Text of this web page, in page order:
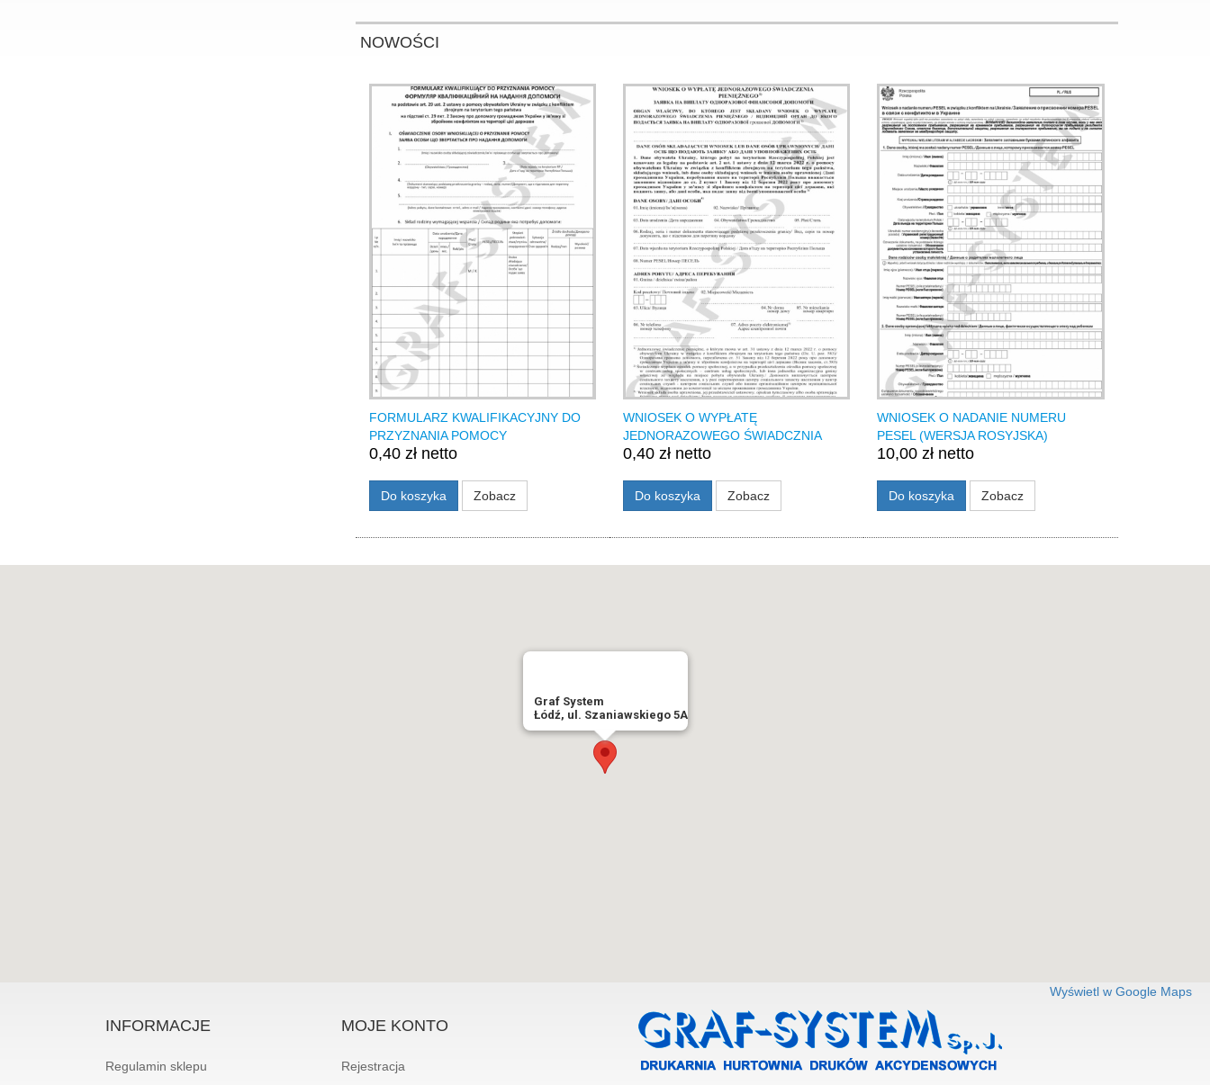
NOWOŚCI
FORMULARZ KWALIFIKACYJNY DO
PRZYZNANIA POMOCY
0,40 zł netto
Do koszyka Zobacz
WNIOSEK O WYPŁATĘ
JEDNORAZOWEGO ŚWIADCZNIA
0,40 zł netto
Do koszyka Zobacz
WNIOSEK O NADANIE NUMERU
PESEL (WERSJA ROSYJSKA)
10,00 zł netto
Do koszyka Zobacz
Graf System
Łódź, ul. Szaniawskiego 5A
Wyświetl w Google Maps
INFORMACJE
Regulamin sklepu
MOJE KONTO
Rejestracja